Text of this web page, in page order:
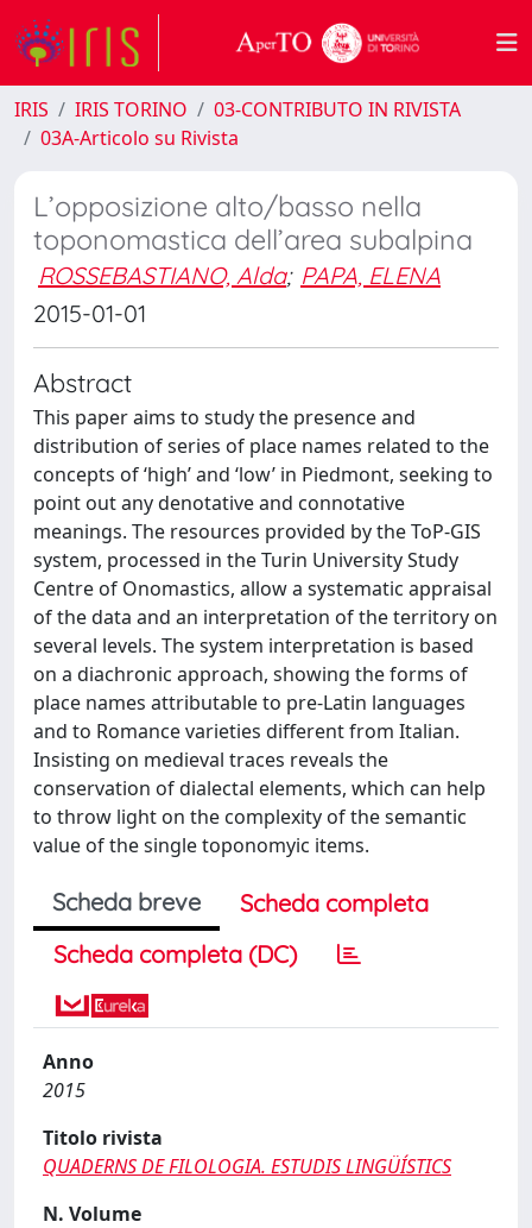
IRIS IRIS TORINO
03-CONTRIBUTO IN RIVISTA
03A-Articolo su Rivista
L’opposizione alto/basso nella
toponomastica dell’area subalpina
ROSSEBASTIANO, Alda; PAPA, ELENA
2015-01-01
Abstract
This paper aims to study the presence and
distribution of series of place names related to the
concepts of ‘high’ and ‘low’ in Piedmont, seeking to
point out any denotative and connotative
meanings. The resources provided by the ToP-GIS
system, processed in the Turin University Study
Centre of Onomastics, allow a systematic appraisal
of the data and an interpretation of the territory on
several levels. The system interpretation is based
on a diachronic approach, showing the forms of
place names attributable to pre-Latin languages
and to Romance varieties different from Italian.
Insisting on medieval traces reveals the
conservation of dialectal elements, which can help
to throw light on the complexity of the semantic
value of the single toponomyic items.
Scheda breve
Scheda completa
Scheda completa (DC)
Anno
2015
Titolo rivista
QUADERNS DE FILOLOGIA. ESTUDIS LINGÜÍSTICS
N. Volume